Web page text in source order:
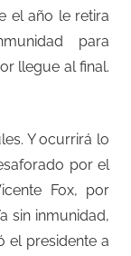
el año le retira
para
llegue al final.
Y ocurrirá lo
por el
Fox, por
sin inmunidad,
el presidente a